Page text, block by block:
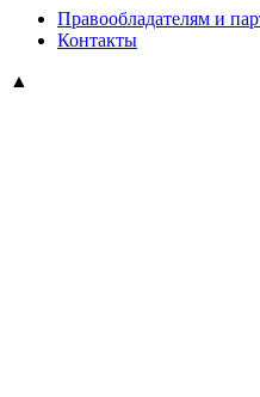
Правообладателям и
Контакты
▲